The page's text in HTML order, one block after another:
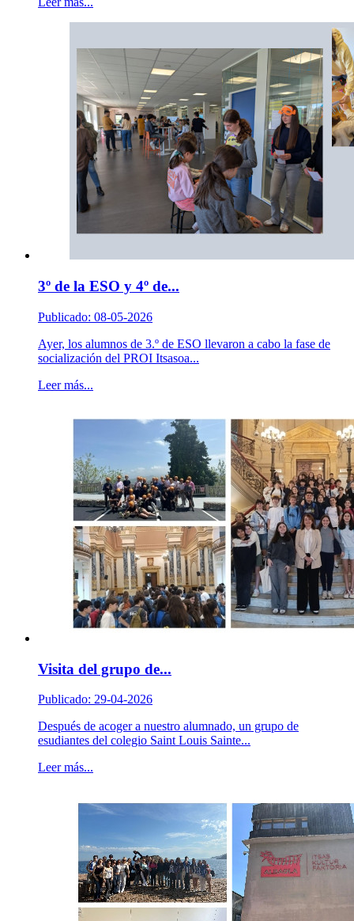
3º de la ESO y 4º de...
Publicado: 08-05-2026
Ayer, los alumnos de 3.º de ESO llevaron a cabo la fase de
socialización del PROI Itsasoa...
Leer más...
Visita del grupo de...
Publicado: 29-04-2026
Después de acoger a nuestro alumnado, un grupo de
esudiantes del colegio Saint Louis Sainte...
Leer más...